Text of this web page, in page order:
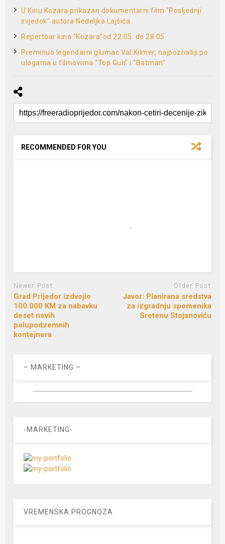
U Kinu Kozara prikazan dokumentarni film “Posljednji
svjedok” autora Nedeljka Lajšića
Repertoar kina “Kozara”od 22.05. do 28.05.
Preminuo legendarni glumac Val Kilmer, najpoznatiji po
ulogama u filmovima “Top Gun” i “Batman”
RECOMMENDED FOR YOU
Newer Post
Grad Prijedor izdvojio
100.000 KM za nabavku
deset novih
polupodzemnih
kontejnera
Older Post
Javor: Planirana sredstva
za izgradnju spomenika
Sretenu Stojanoviću
– MARKETING –
-MARKETING-
VREMENSKA PROGNOZA